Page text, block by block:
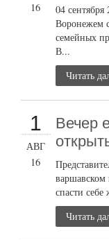
16
04
Воронежем
семейных
В...
Читать
1
АВГ
16
Вечер
варшавском
спасти себе
Читать